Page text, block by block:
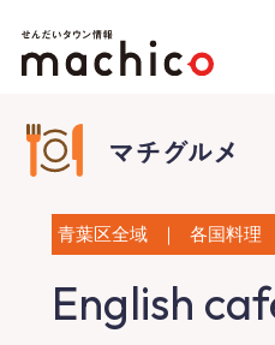
青葉区全域 ｜ 各国料理
English